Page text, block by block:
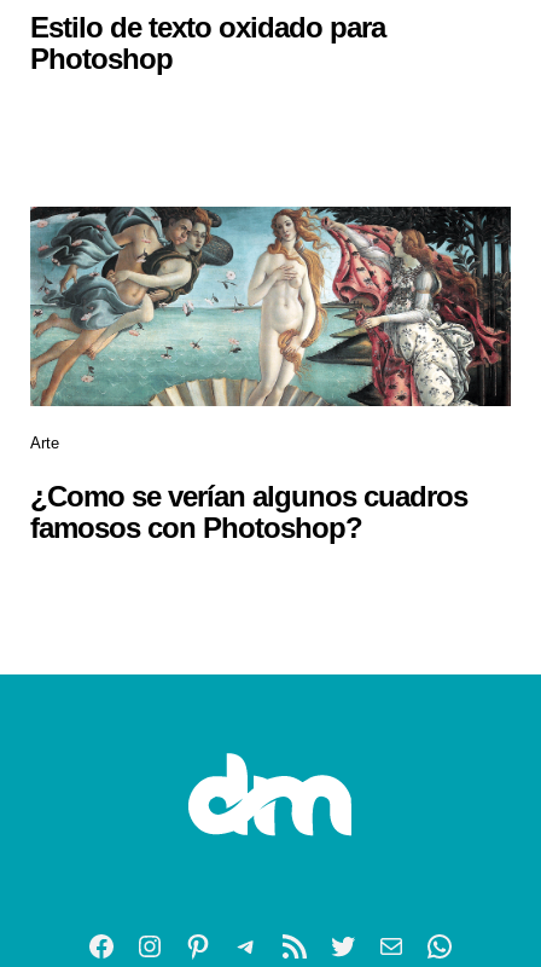
Estilo de texto oxidado para
Photoshop
Arte
¿Como se verían algunos cuadros
famosos con Photoshop?